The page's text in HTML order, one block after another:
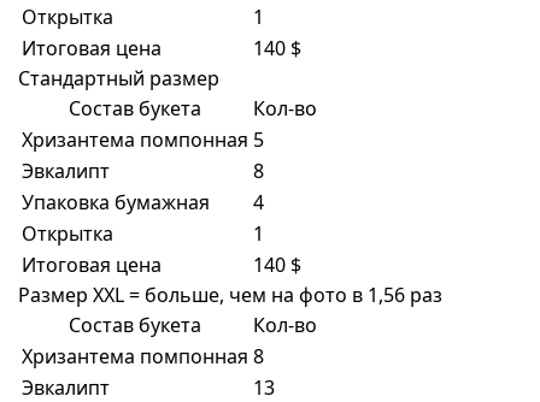
Открытка
1
Итоговая цена
140 $
Стандартный размер
Состав букета
Кол-во
Хризантема помпонная 5
Эвкалипт
8
Упаковка бумажная
4
Открытка
1
Итоговая цена
140 $
Размер XXL = больше, чем на фото в 1,56 раз
Состав букета
Кол-во
Хризантема помпонная 8
Эвкалипт
13